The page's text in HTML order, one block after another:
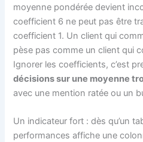
moyenne pondérée devient
coefficient 6 ne peut pas être
coefficient 1. Un client qui
pèse pas comme un client qui
Ignorer les coefficients, c’est
décisions sur une moyenne
avec une mention ratée ou un
Un indicateur fort : dès qu’un
performances affiche une